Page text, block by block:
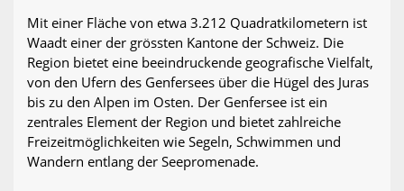
Mit einer Fläche von etwa 3.212 Quadratkilometern ist
Waadt einer der grössten Kantone der Schweiz. Die
Region bietet eine beeindruckende geografische Vielfalt,
von den Ufern des Genfersees über die Hügel des Juras
bis zu den Alpen im Osten. Der Genfersee ist ein
zentrales Element der Region und bietet zahlreiche
Freizeitmöglichkeiten wie Segeln, Schwimmen und
Wandern entlang der Seepromenade.